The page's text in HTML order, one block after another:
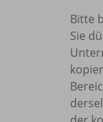
Bitte
Sie